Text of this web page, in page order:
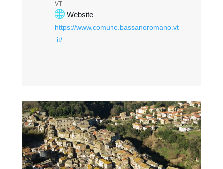
VT
Website
https://www.comune.bassanoromano.vt
.it/